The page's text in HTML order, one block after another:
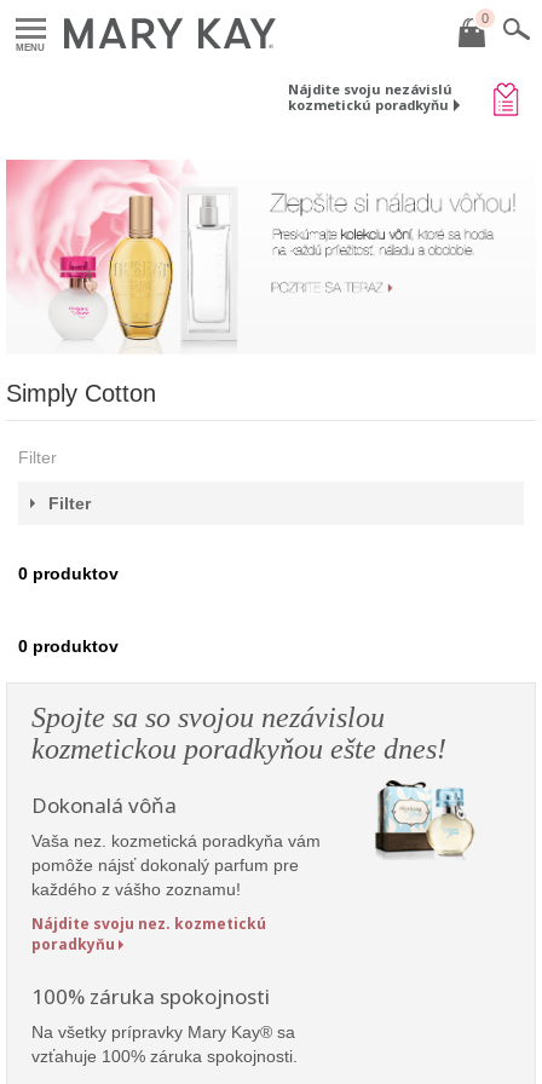
MENU
0
Nájdite svoju nezávislú
kozmetickú poradkyňu
Simply Cotton
Filter
Filter
0 produktov
0 produktov
Spojte sa so svojou nezávislou
kozmetickou poradkyňou ešte dnes!
Dokonalá vôňa
Vaša nez. kozmetická poradkyňa vám
pomôže nájsť dokonalý parfum pre
každého z vášho zoznamu!
Nájdite svoju nez. kozmetickú
poradkyňu
100% záruka spokojnosti
Na všetky prípravky Mary Kay® sa
vzťahuje 100% záruka spokojnosti.